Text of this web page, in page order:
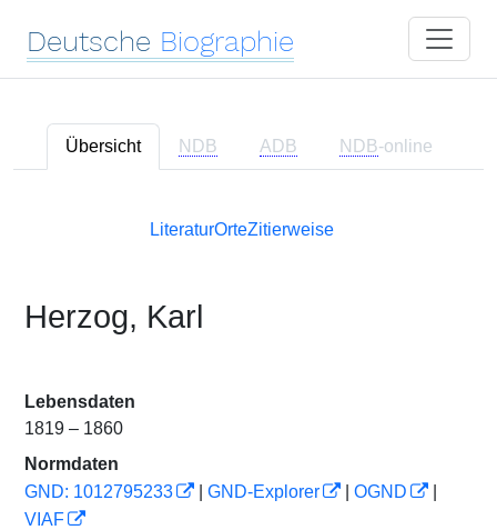
Deutsche Biographie
Übersicht NDB ADB NDB-online
LiteraturOrteZitierweise
Herzog, Karl
Lebensdaten
1819 – 1860
Normdaten
GND: 1012795233
GND-Explorer OGND
VIAF